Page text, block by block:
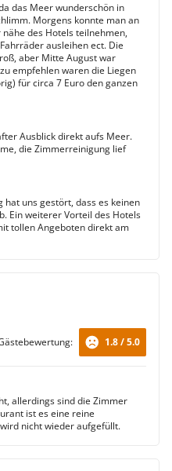
das Meer wunderschön in
Morgens konnte man an
des Hotels teilnehmen,
ausleihen ect. Die
aber Mitte August war
empfehlen waren die Liegen
für circa 7 Euro den ganzen
Ausblick direkt aufs Meer.
die Zimmerreinigung lief
uns gestört, dass es keinen
Ein weiterer Vorteil des Hotels
tollen Angeboten direkt am
1.8 / 5.0
allerdings sind die Zimmer
ist es eine reine
nicht wieder aufgefüllt.